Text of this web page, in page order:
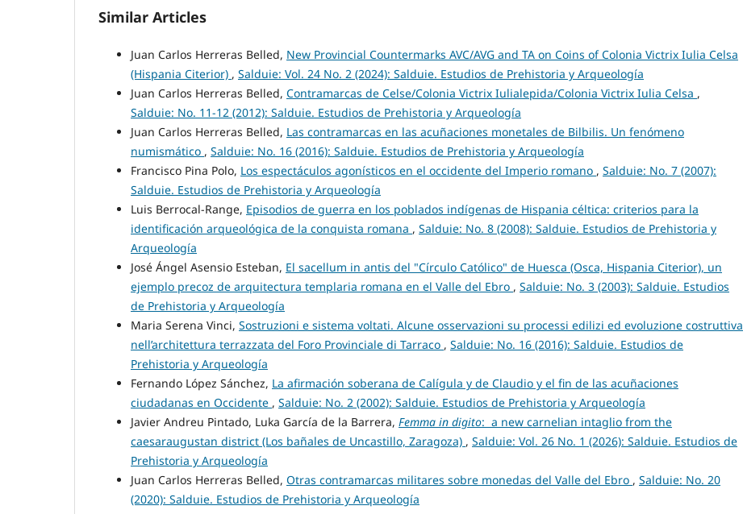
Similar Articles
Juan Carlos Herreras Belled, New Provincial Countermarks AVC/AVG and TA on Coins of Colonia Victrix Iulia Celsa
(Hispania Citerior) , Salduie: Vol. 24 No. 2 (2024): Salduie. Estudios de Prehistoria y Arqueología
Juan Carlos Herreras Belled, Contramarcas de Celse/Colonia Victrix Iulialepida/Colonia Victrix Iulia Celsa ,
Salduie: No. 11-12 (2012): Salduie. Estudios de Prehistoria y Arqueología
Juan Carlos Herreras Belled, Las contramarcas en las acuñaciones monetales de Bilbilis. Un fenómeno
numismático , Salduie: No. 16 (2016): Salduie. Estudios de Prehistoria y Arqueología
Francisco Pina Polo, Los espectáculos agonísticos en el occidente del Imperio romano , Salduie: No. 7 (2007):
Salduie. Estudios de Prehistoria y Arqueología
Luis Berrocal-Range, Episodios de guerra en los poblados indígenas de Hispania céltica: criterios para la
identificación arqueológica de la conquista romana , Salduie: No. 8 (2008): Salduie. Estudios de Prehistoria y
Arqueología
José Ángel Asensio Esteban, El sacellum in antis del "Círculo Católico" de Huesca (Osca, Hispania Citerior), un
ejemplo precoz de arquitectura templaria romana en el Valle del Ebro , Salduie: No. 3 (2003): Salduie. Estudios
de Prehistoria y Arqueología
Maria Serena Vinci, Sostruzioni e sistema voltati. Alcune osservazioni su processi edilizi ed evoluzione costruttiva
nell’architettura terrazzata del Foro Provinciale di Tarraco , Salduie: No. 16 (2016): Salduie. Estudios de
Prehistoria y Arqueología
Fernando López Sánchez, La afirmación soberana de Calígula y de Claudio y el fin de las acuñaciones
ciudadanas en Occidente , Salduie: No. 2 (2002): Salduie. Estudios de Prehistoria y Arqueología
Javier Andreu Pintado, Luka García de la Barrera, Femma in digito: a new carnelian intaglio from the
caesaraugustan district (Los bañales de Uncastillo, Zaragoza) , Salduie: Vol. 26 No. 1 (2026): Salduie. Estudios de
Prehistoria y Arqueología
Juan Carlos Herreras Belled, Otras contramarcas militares sobre monedas del Valle del Ebro , Salduie: No. 20
(2020): Salduie. Estudios de Prehistoria y Arqueología